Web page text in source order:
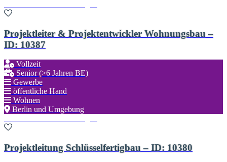
Projektleiter & Projektentwickler Wohnungsbau –
ID: 10387
Vollzeit
Senior (>6 Jahren BE)
Gewerbe
öffentliche Hand
Wohnen
Berlin und Umgebung
Projektleitung Schlüsselfertigbau – ID: 10380